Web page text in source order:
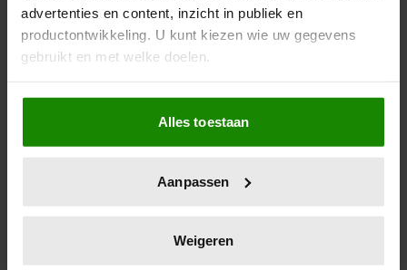
advertenties en content, inzicht in publiek en
productontwikkeling. U kunt kiezen wie uw gegevens
gebruikt en met welke doelen.
Als u het toestaat, willen we ook graag:
Informatie verzamelen over uw geografische
locatie, die tot een paar meter nauwkeurig kan zijn
scannen op specifieke eigenschappen (fingerprinting)
verwerkt en stel uw voorkeuren in het
Alles toestaan
Aanpassen
Weigeren
Vorige pagina
« Pagina
1 Pagina
2 Pagina
3 Pagina
4